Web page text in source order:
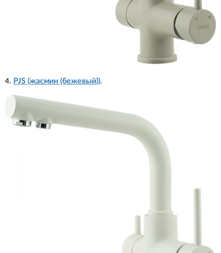
4. PJS (жасмин (бежевый)).